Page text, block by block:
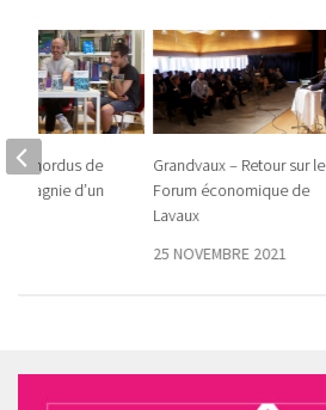
Grandvaux – Retour sur le
Forum économique de
Lavaux
25 NOVEMBRE 2021
mordus de
d’un